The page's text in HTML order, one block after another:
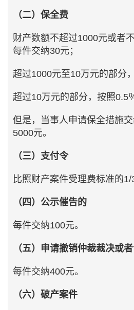
（二）保全费
财产数额不超过1000元或者
每件交纳30元；
超过1000元至10万元的部分
超过10万元的部分，按照0.5
但是，当事人申请保全措施
5000元。
（三）支付令
比照财产案件受理费标准的1/
（四）公示催告的
每件交纳100元。
（五）申请撤销仲裁裁决或
每件交纳400元。
（六）破产案件